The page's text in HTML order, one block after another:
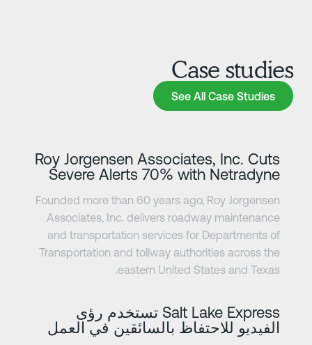
See All
See
Roy Jorgensen
Severe Alerts 70% with
Founded more than 60 years ago,
Associates, Inc. delivers roadway
and transportation services for
Transportation and tollway
eastern United
Salt Lake Express تستخدم رؤى
بالسائقين في العمل